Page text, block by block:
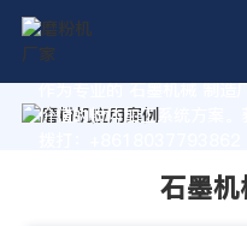
作为专业的 石墨机械 制造
价值的粉体加工系统方案。
石墨